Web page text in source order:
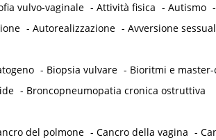
vulvo-vaginale - Attività fisica - Autismo -
- Autorealizzazione - Avversione
- Biopsia vulvare - Bioritmi e master-
- Broncopneumopatia cronica ostruttiva
del polmone - Cancro della vagina -